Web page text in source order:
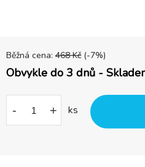
Běžná cena: 468 Kč (-7%)
Obvykle do 3 dnů -
- + ks